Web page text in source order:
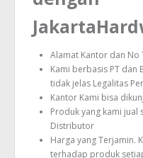
Alamat Kantor dan No
Kami berbasis PT dan
tidak jelas Legalitas
Kantor Kami bisa
Produk yang kami jual
Distributor
Harga yang Terjamin.
terhadap produk